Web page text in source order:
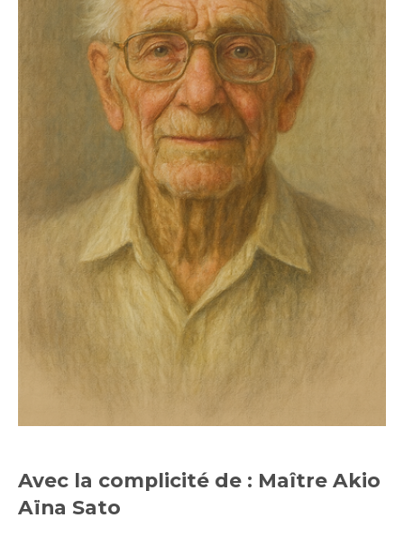
Avec la complicité de : Maître Akio
Aïna Sato